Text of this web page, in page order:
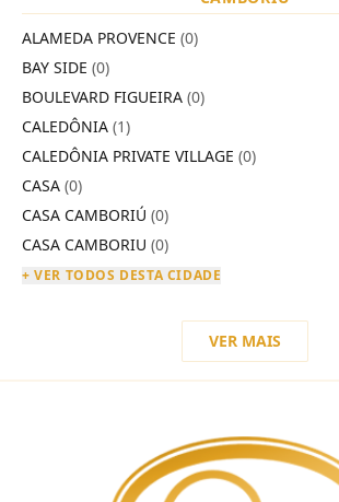
ALAMEDA PROVENCE (0)
BAY SIDE (0)
BOULEVARD FIGUEIRA (0)
CALEDÔNIA (1)
CALEDÔNIA PRIVATE VILLAGE (0)
CASA (0)
CASA CAMBORIÚ (0)
CASA CAMBORIU (0)
+ VER TODOS DESTA CIDADE
VER MAIS